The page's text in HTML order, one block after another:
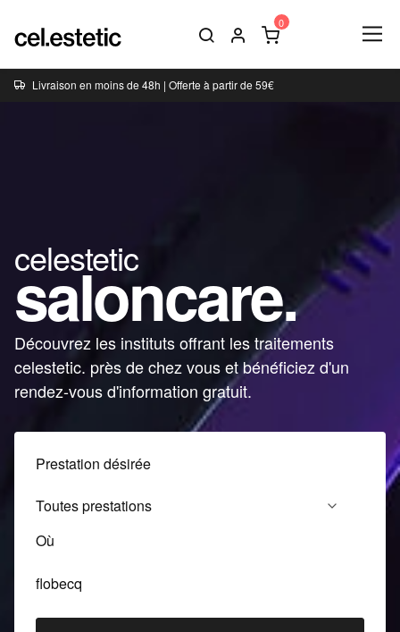
Livraison en moins de 48h | Offerte à partir de 59€
celestetic
saloncare.
Découvrez les instituts offrant les traitements
celestetic. près de chez vous et bénéficiez d'un
rendez-vous d'information gratuit.
Prestation désirée
Où